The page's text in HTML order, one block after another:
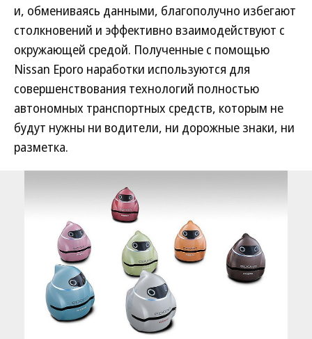
и, обмениваясь данными, благополучно избегают
столкновений и эффективно взаимодействуют с
окружающей средой. Полученные с помощью
Nissan Eporo наработки используются для
совершенствования технологий полностью
автономных транспортных средств, которым не
будут нужны ни водители, ни дорожные знаки, ни
разметка.